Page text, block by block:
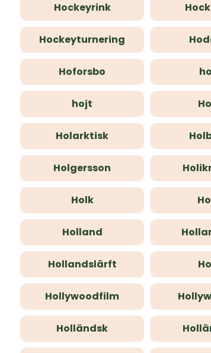
Hockeyrink
Hockeyturnering
Hoforsbo
hojt
Holarktisk
Holgersson
Holk
Holland
Hollandslärft
Hollywoodfilm
Holländsk